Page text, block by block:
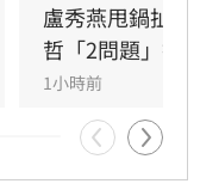
糖人事，呼籲勿
王鴻薇曾收受
其發言動機。
安通報責任展開
力與食安疑雲
的信任度亦備
盧秀燕甩鍋扯
哲「2問題」打
1小時前